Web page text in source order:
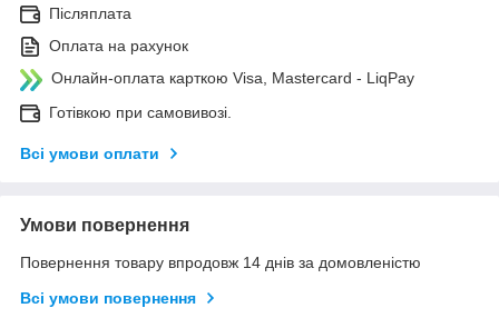
Післяплата
Оплата на рахунок
Онлайн-оплата карткою Visa, Mastercard - LiqPay
Готівкою при самовивозі.
Всі умови оплати
Умови повернення
Повернення товару впродовж 14 днів за домовленістю
Всі умови повернення